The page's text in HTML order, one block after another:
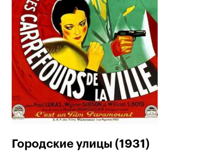
Городские улицы (1931)